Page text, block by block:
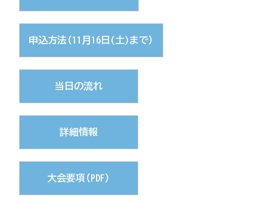
#辺塚エリア
#景色
#おさかな
申込方法（11月16日(土)まで）
当日の流れ
詳細情報
大会要項（PDF）